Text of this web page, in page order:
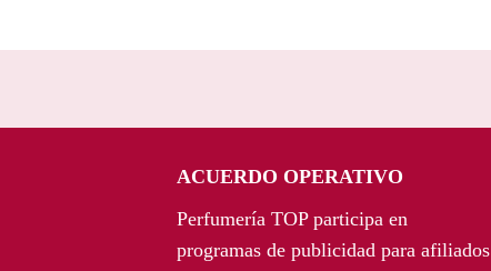
ACUERDO OPERATIVO
Perfumería TOP participa en
programas de publicidad para afiliados